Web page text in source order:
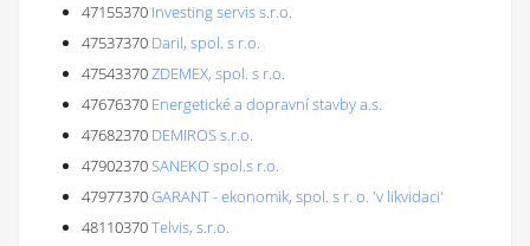
47155370 Investing servis s.r.o.
47537370 Daril, spol. s r.o.
47543370ZDEMEX, spol. s r.o.
47676370 Energetické a dopravní stavby a.s.
47682370 DEMIROS s.r.o.
47902370SANEKO spol.s r.o.
47977370GARANT - ekonomik, spol. s r. o. 'v likvidaci'
48110370Telvis, s.r.o.